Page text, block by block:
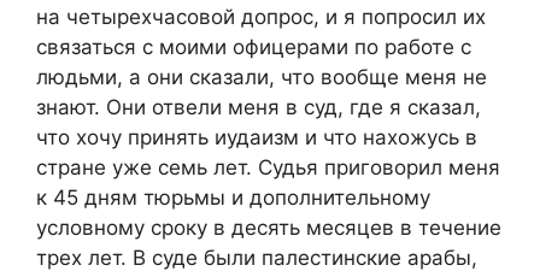
на четырехчасовой допрос, и я попросил их
связаться с моими офицерами по работе с
людьми, а они сказали, что вообще меня не
знают. Они отвели меня в суд, где я сказал,
что хочу принять иудаизм и что нахожусь в
стране уже семь лет. Судья приговорил меня
к 45 дням тюрьмы и дополнительному
условному сроку в десять месяцев в течение
трех лет. В суде были палестинские арабы,